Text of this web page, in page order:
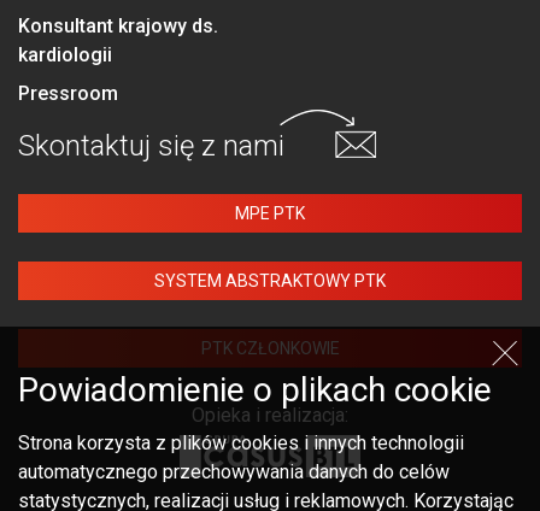
Konsultant krajowy ds.
kardiologii
Pressroom
Skontaktuj się z nami
MPE PTK
SYSTEM ABSTRAKTOWY PTK
PTK CZŁONKOWIE
Opieka i realizacja:
Powiadomienie o plikach cookie
Strona korzysta z plików cookies i innych technologii
automatycznego przechowywania danych do celów
statystycznych, realizacji usług i reklamowych. Korzystając